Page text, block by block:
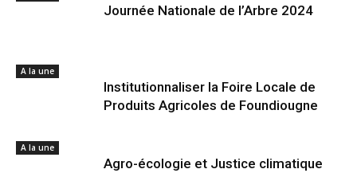
Journée Nationale de l’Arbre 2024
A la une
Institutionnaliser la Foire Locale de
Produits Agricoles de Foundiougne
A la une
Agro-écologie et Justice climatique